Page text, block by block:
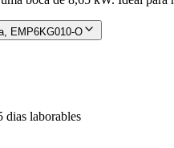
EMP6KG010-O
dias laborables